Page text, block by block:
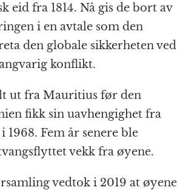
eid fra 1814. Nå gis de bort av
i en avtale som den
den globale sikkerheten ved
konflikt.
ut fra Mauritius før den
fikk sin uavhengighet fra
Fem år senere ble
vekk fra øyene.
vedtok i 2019 at øyene